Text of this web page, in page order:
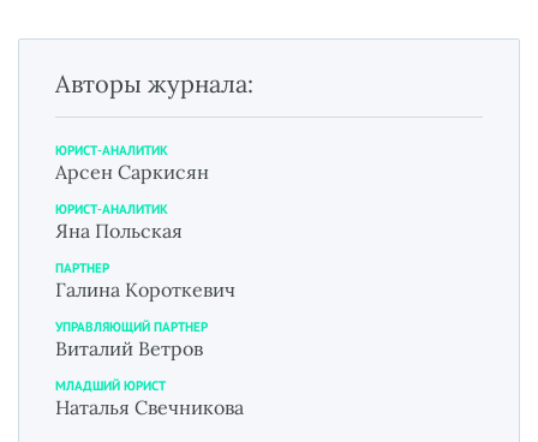
Авторы журнала:
ЮРИСТ-АНАЛИТИК
Арсен Саркисян
ЮРИСТ-АНАЛИТИК
Яна Польская
ПАРТНЕР
Галина Короткевич
УПРАВЛЯЮЩИЙ ПАРТНЕР
Виталий Ветров
МЛАДШИЙ ЮРИСТ
Наталья Свечникова